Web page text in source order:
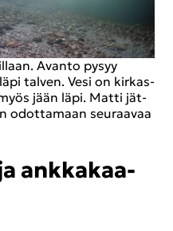
Avan­to pysyy
tal­ven. Vesi on kir­kas­
jään läpi. Matti jät­
odot­ta­maan seu­raa­vaa
ank­ka­kaa­